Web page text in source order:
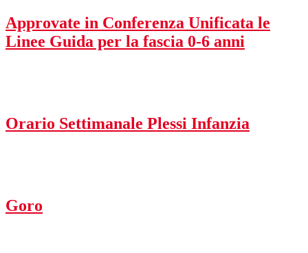
Approvate in Conferenza Unificata le
Linee Guida per la fascia 0-6 anni
Orario Settimanale Plessi Infanzia
Goro